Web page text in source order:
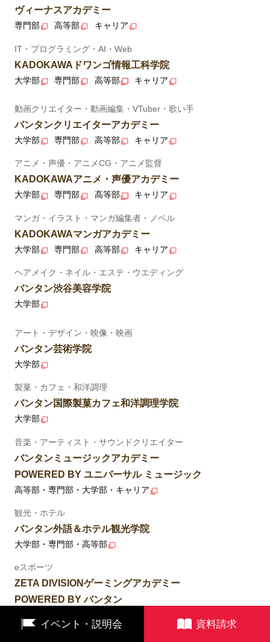
イベント・説明会 資料請求
ヴィーナスアカデミー
専門部 高等部 キャリア
IT・プログラミング・AI・Web
KADOKAWAドワンゴ情報工科学院
大学部 専門部 高等部 キャリア
動画クリエイター・動画編集・VTuber・歌い手
バンタンクリエイターアカデミー
大学部 専門部 高等部 キャリア
アニメ・声優・アニメCG・アニメ監督
KADOKAWAアニメ・声優アカデミー
大学部 専門部 高等部 キャリア
マンガ・イラスト・マンガ編集者・ノベル
KADOKAWAマンガアカデミー
大学部 専門部 高等部 キャリア
ヘアメイク・ネイル・エステ・ウエディング
バンタン渋谷美容学院
大学部
アート・デザイン・映像・映画
バンタン芸術学院
大学部
製菓・カフェ・和洋調理
バンタン国際製菓カフェ和洋調理学院
大学部
音楽・アーティスト・サウンドクリエイター
バンタンミュージックアカデミー
POWERED BY ユニバーサル ミュージック
高等部・専門部・大学部・キャリア
観光・ホテル
バンタン外語＆ホテル観光学院
大学部・専門部・高等部
eスポーツ
ZETA DIVISIONゲーミングアカデミー
POWERED BY バンタン